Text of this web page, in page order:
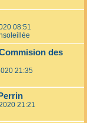
08:51
des
21:35
21:21